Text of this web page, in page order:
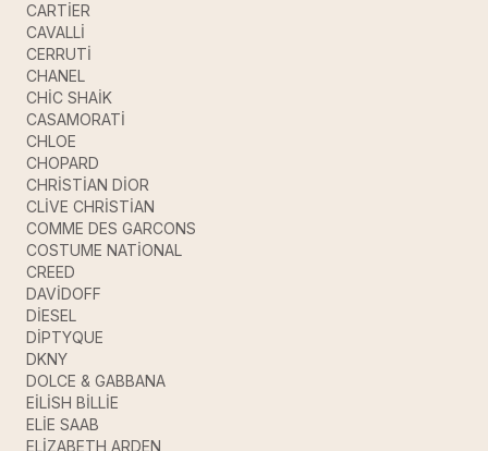
CARTİER
CAVALLİ
CERRUTİ
CHANEL
CHİC SHAİK
CASAMORATİ
CHLOE
CHOPARD
CHRİSTİAN DİOR
CLİVE CHRİSTİAN
COMME DES GARCONS
COSTUME NATİONAL
CREED
DAVİDOFF
DİESEL
DİPTYQUE
DKNY
DOLCE & GABBANA
EİLİSH BİLLİE
ELİE SAAB
ELİZABETH ARDEN